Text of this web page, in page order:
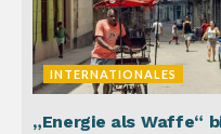
INTERNATIONALES
„Energie als Waffe“